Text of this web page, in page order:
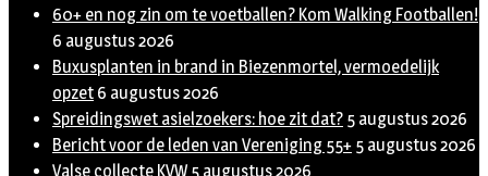
60+ en nog zin om te voetballen? Kom Walking Footballen!
6 augustus 2026
Buxusplanten in brand in Biezenmortel, vermoedelijk
opzet 6 augustus 2026
Spreidingswet asielzoekers: hoe zit dat? 5 augustus 2026
Bericht voor de leden van Vereniging 55+ 5 augustus 2026
Valse collecte KVW 5 augustus 2026